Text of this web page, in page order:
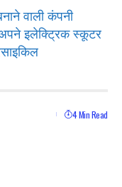
वाली कंपनी
इलेक्ट्रिक स्कूटर
4 Min Read